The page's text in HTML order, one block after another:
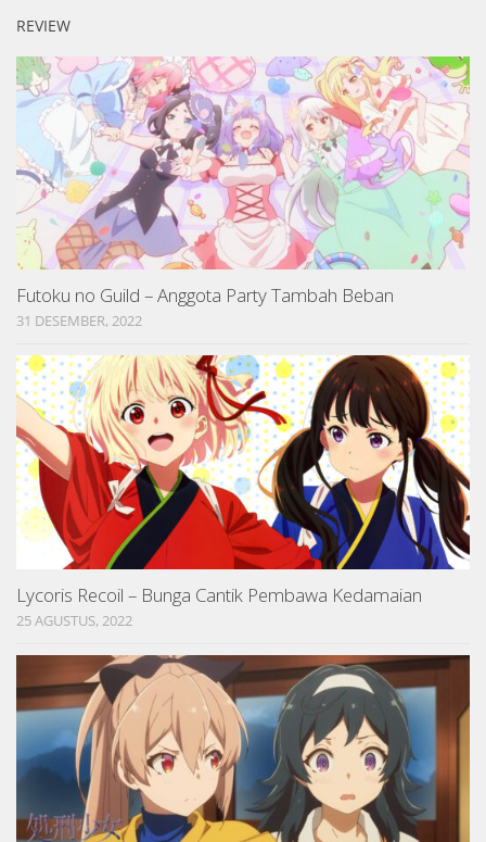
REVIEW
Futoku no Guild – Anggota Party Tambah Beban
31 DESEMBER, 2022
Lycoris Recoil – Bunga Cantik Pembawa Kedamaian
25 AGUSTUS, 2022